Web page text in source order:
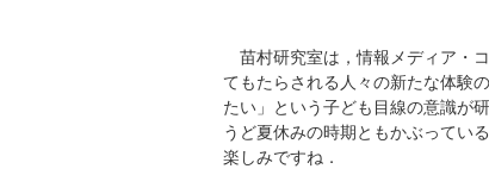
苗村研究室は，情報メディア・
てもたらされる人々の新たな体験
たい」という子ども目線の意識が
うど夏休みの時期ともかぶってい
楽しみですね．